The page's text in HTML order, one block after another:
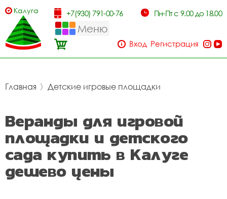
Калуга +7(930) 791-00-76 Пн-Пт с 9.00 до 18.00
Меню
Вход Регистрация
Главная 〉 Детские игровые площадки
Веранды для игровой
площадки и детского
сада купить в Калуге
дешево цены